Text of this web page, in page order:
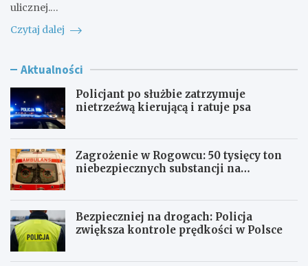
ulicznej.…
Czytaj dalej
Aktualności
Policjant po służbie zatrzymuje
nietrzeźwą kierującą i ratuje psa
Zagrożenie w Rogowcu: 50 tysięcy ton
niebezpiecznych substancji na
Bezpieczniej na drogach: Policja
zwiększa kontrole prędkości w Polsce